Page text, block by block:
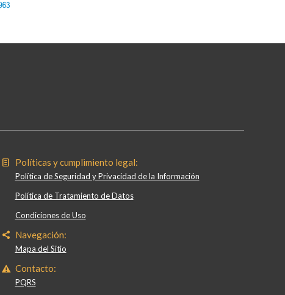
Políticas y cumplimiento legal:
Política de Seguridad y Privacidad de la Información
Política de Tratamiento de Datos
Condiciones de Uso
Navegación:
Mapa del Sitio
Contacto:
PQRS